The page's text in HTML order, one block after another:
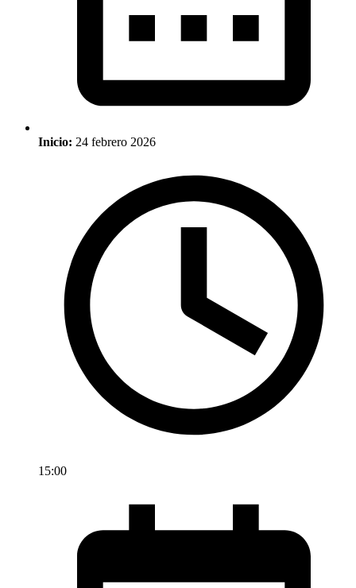
Inicio: 24 febrero 2026
15:00